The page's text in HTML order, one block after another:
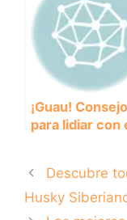
¡Guau!
para lidiar con
buen
nocturno
Descubre
Husky